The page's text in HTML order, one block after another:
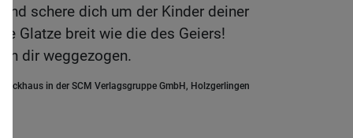
schere dich um der Kinder deiner
Glatze breit wie die des Geiers!
dir weggezogen.
in der SCM Verlagsgruppe GmbH, Holzgerlingen